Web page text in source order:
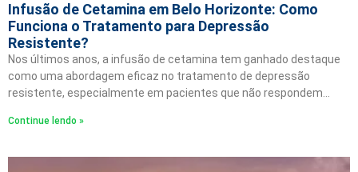
Infusão de Cetamina em Belo Horizonte: Como
Funciona o Tratamento para Depressão
Resistente?
Nos últimos anos, a infusão de cetamina tem ganhado destaque
como uma abordagem eficaz no tratamento de depressão
resistente, especialmente em pacientes que não respondem…
Continue lendo »